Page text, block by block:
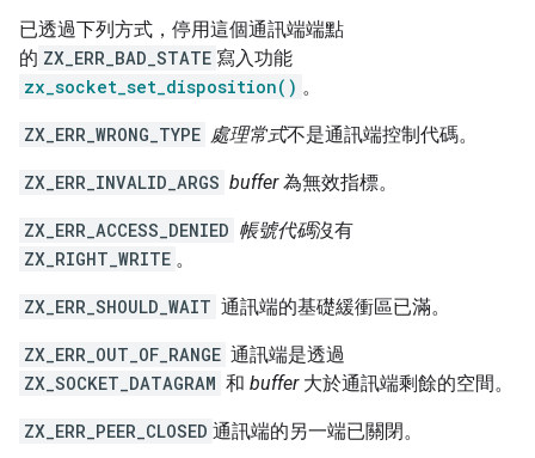
已透過下列方式，停用這個通訊端端點
的 ZX_ERR_BAD_STATE 寫入功能
zx_socket_set_disposition() 。
ZX_ERR_WRONG_TYPE 處理常式不是通訊端控制代碼。
ZX_ERR_INVALID_ARGS buffer為無效指標。
ZX_ERR_ACCESS_DENIED 帳號代碼沒有
ZX_RIGHT_WRITE 。
ZX_ERR_SHOULD_WAIT 通訊端的基礎緩衝區已滿。
ZX_ERR_OUT_OF_RANGE 通訊端是透過
ZX_SOCKET_DATAGRAM 和 buffer大於通訊端剩餘的空間。
ZX_ERR_PEER_CLOSED 通訊端的另一端已關閉。